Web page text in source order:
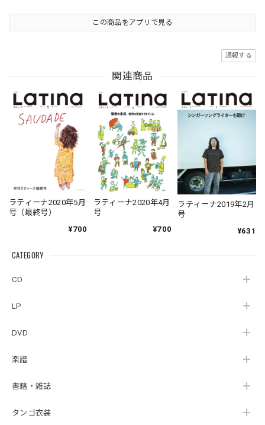
CATEGORY
CD
LP
DVD
楽譜
書籍・雑誌
タンゴ衣装
この商品をアプリで見る
通報する
関連商品
ラティーナ2020年5月
号（最終号）
¥700
ラティーナ2020年4月
号
¥700
ラティーナ2019年2月
号
¥631